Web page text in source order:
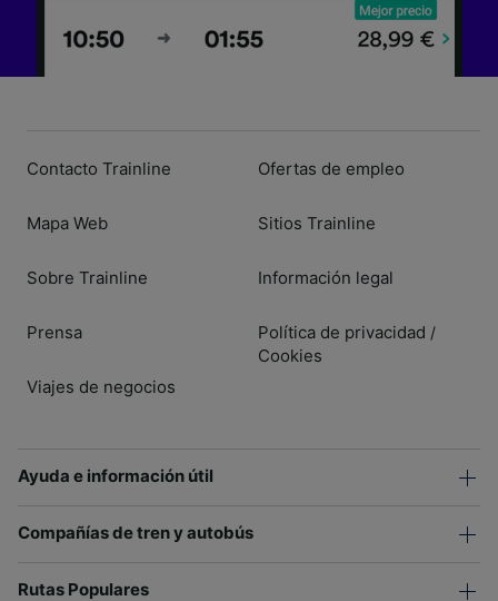
Contacto Trainline
Mapa Web
Sobre Trainline
Prensa
Viajes de negocios
Ofertas de empleo
Sitios Trainline
Información legal
Política de privacidad /
Cookies
Ayuda e información útil
Compañías de tren y autobús
Rutas Populares